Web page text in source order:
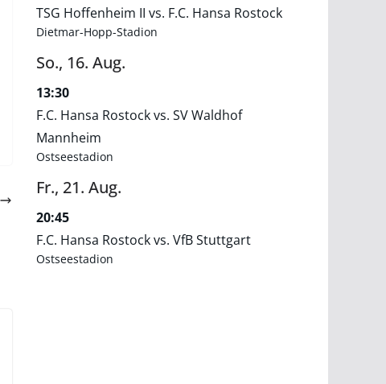
TSG Hoffenheim II vs. F.C. Hansa Rostock
Dietmar-Hopp-Stadion
So., 16. Aug.
13:30
F.C. Hansa Rostock vs. SV Waldhof
Mannheim
Ostseestadion
Fr., 21. Aug.
20:45
F.C. Hansa Rostock vs. VfB Stuttgart
Ostseestadion